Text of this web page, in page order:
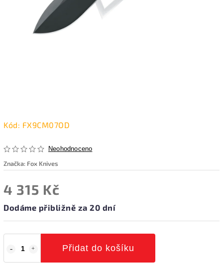
Kód: FX9CM07OD
Neohodnoceno
Značka: Fox Knives
4 315 Kč
Dodáme přibližně za 20 dní
Přidat do košíku